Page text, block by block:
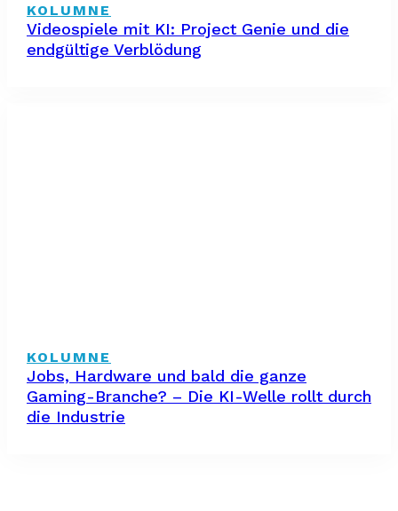
KOLUMNE
Videospiele mit KI: Project Genie und die
endgültige Verblödung
KOLUMNE
Jobs, Hardware und bald die ganze
Gaming-Branche? – Die KI-Welle rollt durch
die Industrie